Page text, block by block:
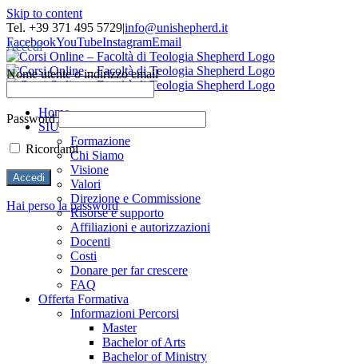
Skip to content
Tel. +39 371 495 5729|info@unishepherd.it
FacebookYouTubeInstagramEmail
Home
SIU
Formazione
Chi Siamo
Visione
Valori
Direzione e Commissione
Risorse e supporto
Affiliazioni e autorizzazioni
Docenti
Costi
Donare per far crescere
FAQ
Offerta Formativa
Informazioni Percorsi
Master
Bachelor of Arts
Bachelor of Ministry
Accedi
Nome utente o indirizzo email
Password
Ricordami
Hai perso la password